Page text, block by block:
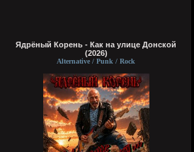
Ядрёный Корень - Как на улице Донской
(2026)
Alternative / Punk / Rock